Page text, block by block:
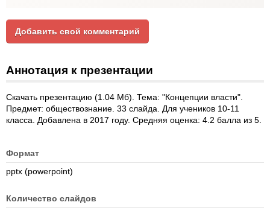
Добавить свой комментарий
Аннотация к презентации
Скачать презентацию (1.04 Мб). Тема: "Концепции власти".
Предмет: обществознание. 33 слайда. Для учеников 10-11
класса. Добавлена в 2017 году. Средняя оценка: 4.2 балла из 5.
Формат
pptx (powerpoint)
Количество слайдов